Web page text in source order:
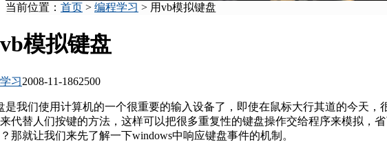
当前位置： 首页 > 编程学习 > 用vb模拟键盘
模拟键盘
习2008-11-1862500
我们使用计算机的一个很重要的输入设备了，即使在鼠标大行其道的今天
代替人们按键的方法，这样可以把很多重复性的键盘操作交给程序来模拟，
那就让我们来先了解一下windows中响应键盘事件的机制。